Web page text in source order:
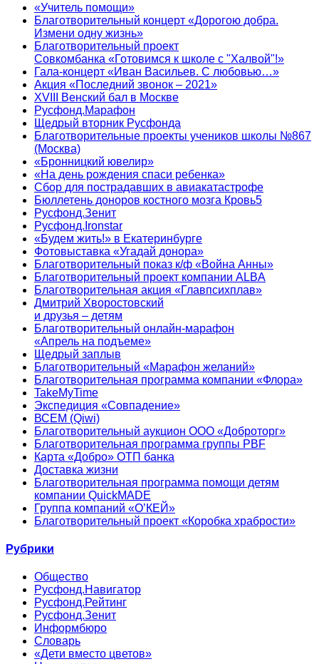
«Учитель помощи»
Благотворительный концерт «Дорогою добра.
Измени одну жизнь»
Благотворительный проект
Совкомбанка «Готовимся к школе с "Халвой"!»
Гала-концерт «Иван Васильев. С любовью…»
Акция «Последний звонок – 2021»
XVIII Венский бал в Москве
Русфонд.Марафон
Щедрый вторник Русфонда
Благотворительные проекты учеников школы №867
(Москва)
«Бронницкий ювелир»
«На день рождения спаси ребенка»
Сбор для пострадавших в авиакатастрофе
Бюллетень доноров костного мозга Кровь5
Русфонд.Зенит
Русфонд.Ironstar
«Будем жить!» в Екатеринбурге
Фотовыставка «Угадай донора»
Благотворительный показ к/ф «Война Анны»
Благотворительный проект компании ALBA
Благотворительная акция «Главпсихплав»
Дмитрий Хворостовский
и друзья – детям
Благотворительный онлайн‑марафон
«Апрель на подъеме»
Щедрый заплыв
Благотворительный «Марафон желаний»
Благотворительная программа компании «Флора»
TakeMyTime
Экспедиция «Совпадение»
ВСЕМ (Qiwi)
Благотворительный аукцион ООО «Доброторг»
Благотворительная программа группы PBF
Карта «Добро» ОТП банка
Доставка жизни
Благотворительная программа помощи детям
компании QuickMADE
Группа компаний «О’КЕЙ»
Благотворительный проект «Коробка храбрости»
Рубрики
Общество
Русфонд.Навигатор
Русфонд.Рейтинг
Русфонд.Зенит
Информбюро
Словарь
«Дети вместо цветов»